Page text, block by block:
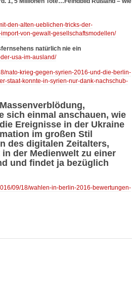
den-alten-ueblichen-tricks-der-
von-gewalt-gesellschaftsmodellen/
natürlich nie ein
usa-im-ausland/
nato-krieg-gegen-syrien-2016-und-die-berlin-
staat-konnte-in-syrien-nur-dank-nachschub-
sich einmal anschauen, wie
Ereignisse in der Ukraine
im großen Stil
des digitalen Zeitalters,
der Medienwelt zu einer
und findet ja bezüglich
09/18/wahlen-in-berlin-2016-bewertungen-